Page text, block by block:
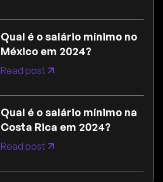
Qual é o salário mínimo no
México em 2024?
Read post
Qual é o salário mínimo na
Costa Rica em 2024?
Read post